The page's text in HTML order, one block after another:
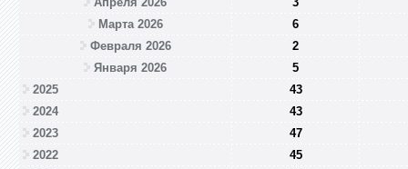
Марта 2026
6
Февраля 2026
2
Января 2026
5
2025
43
2024
43
2023
47
2022
45